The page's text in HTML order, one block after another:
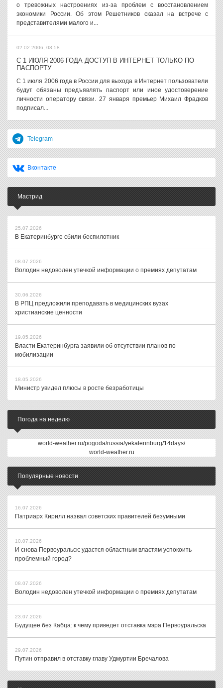
о тревожных настроениях из-за проблем с восстановлением
экономики России. Об этом Решетников сказал на встрече с
представителями малого и...
02.02.2006, 08:58
С 1 ИЮЛЯ 2006 ГОДА ДОСТУП В ИНТЕРНЕТ ТОЛЬКО ПО
ПАСПОРТУ
С 1 июля 2006 года в России для выхода в Интернет пользователи
будут обязаны предъявлять паспорт или иное удостоверение
личности оператору связи. 27 января премьер Михаил Фрадков
подписал...
Telegram
Вконтакте
Мастрид
25.07.2026
В Екатеринбурге сбили беспилотник
08.07.2026
Володин недоволен утечкой информации о премиях депутатам
30.06.2026
В РПЦ предложили преподавать в медицинских вузах
христианские ценности
19.05.2026
Власти Екатеринбурга заявили об отсутствии планов по
мобилизации
18.05.2026
Министр увидел плюсы в росте безработицы
Погода на неделю
world-weather.ru/pogoda/russia/yekaterinburg/14days/
world-weather.ru
Популярные новости
16.07.2026
Патриарх Кирилл назвал советских правителей безумными
10.07.2026
И снова Первоуральск: удастся областным властям успокоить
проблемный город?
08.07.2026
Володин недоволен утечкой информации о премиях депутатам
23.07.2026
Будущее без Кабца: к чему приведет отставка мэра Первоуральска
29.07.2026
Путин отправил в отставку главу Удмуртии Бречалова